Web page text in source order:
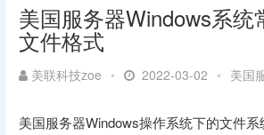
美国服务器Windows系统
文件格式
美联科技zoe • 2022-03-02 • 美国
美国服务器Windows操作系统下的文件